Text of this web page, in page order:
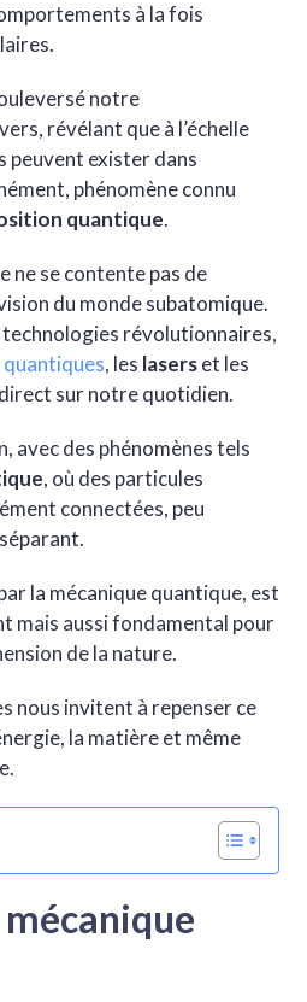
à la fois
notre
révélant que à l’échelle
peuvent exister dans
phénomène connu
quantique.
ne se contente pas de
du monde subatomique.
technologies révolutionnaires,
, les laserset les
sur notre quotidien.
avec des phénomènes tels
, où des particules
connectées, peu
la mécanique quantique, est
mais aussi fondamental pour
de la nature.
nous invitent à repenser ce
la matière et même
mécanique